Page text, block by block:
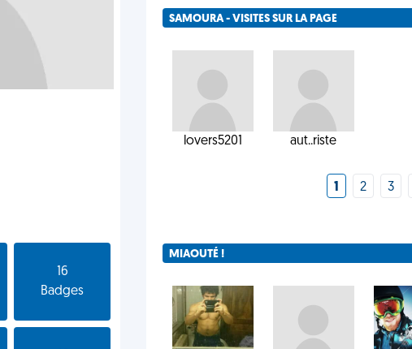
16
Badges
SAMOURA - VISITES SUR LA PAGE
lovers5201 aut..riste
1 2 3
MIAOUTÉ !